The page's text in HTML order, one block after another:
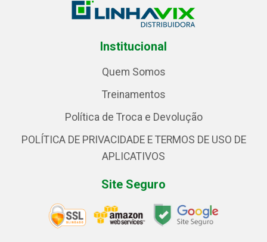
Institucional
Quem Somos
Treinamentos
Política de Troca e Devolução
POLÍTICA DE PRIVACIDADE E TERMOS DE USO DE
APLICATIVOS
Site Seguro